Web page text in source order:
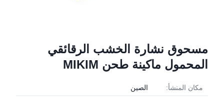
مسحوق نشارة الخشب الرقائقي
المحمول ماكينة طحن MIKIM
مكان المنشأ: الصين